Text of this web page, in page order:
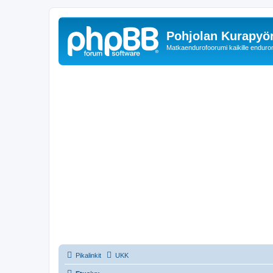
Pohjolan
Matkaendurofoorumi kaikille
Pikalinkit UKK